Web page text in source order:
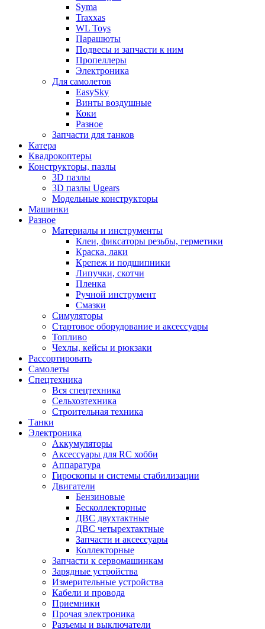
Syma
Traxxas
WL Toys
Парашюты
Подвесы и запчасти к ним
Пропеллеры
Электроника
Для самолетов
EasySky
Винты воздушные
Коки
Разное
Запчасти для танков
Катера
Квадрокоптеры
Конструкторы, пазлы
3D пазлы
3D пазлы Ugears
Модельные конструкторы
Машинки
Разное
Материалы и инструменты
Клеи, фиксаторы резьбы, герметики
Краска, лаки
Крепеж и подшипники
Липучки, скотчи
Пленка
Ручной инструмент
Смазки
Симуляторы
Стартовое оборудование и аксессуары
Топливо
Чехлы, кейсы и рюкзаки
Рассортировать
Самолеты
Спецтехника
Вся спецтехника
Сельхозтехника
Строительная техника
Танки
Электроника
Аккумуляторы
Аксессуары для RC хобби
Аппаратура
Гироскопы и системы стабилизации
Двигатели
Бензиновые
Бесколлекторные
ДВС двухтактные
ДВС четырехтактные
Запчасти и аксессуары
Коллекторные
Запчасти к сервомашинкам
Зарядные устройства
Измерительные устройства
Кабели и провода
Приемники
Прочая электроника
Разъемы и выключатели